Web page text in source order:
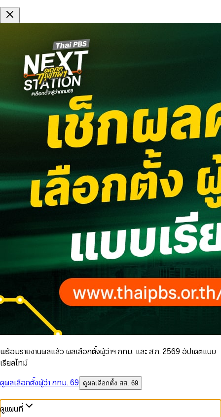
พร้อมรายงานผลแล้ว ผลเลือกตั้งผู้ว่าฯ กทม. และ ส.ก. 2569 อัปเดตแบบ
เรียลไทม์
ดูผลเลือกตั้งผู้ว่า กทม. 69
ดูผลเลือกตั้ง สส. 69
ดูแผนที่